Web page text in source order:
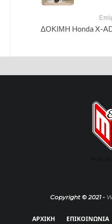
ΔΟΚΙΜΗ Honda X-
Copyright © 2021 -
ΑΡΧΙΚΗ ΕΠΙΚΟΙΝΩΝΙΑ